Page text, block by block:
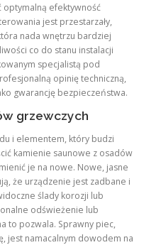
optymalną efektywność
jest przestarzały,
nada wnętrzu bardziej
co do stanu instalacji
specjalistą pod
opinię techniczną,
gwarancję bezpieczeństwa.
grzewczych
i elementem, który budzi
kamienie saunowe z osadów
je na nowe. Nowe, jasne
że urządzenie jest zadbane i
ślady korozji lub
odświeżenie lub
to pozwala. Sprawny piec,
jest namacalnym dowodem na